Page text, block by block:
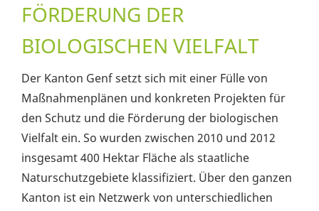
FÖRDERUNG DER
BIOLOGISCHEN VIELFALT
Der Kanton Genf setzt sich mit einer Fülle von
Maßnahmenplänen und konkreten Projekten für
den Schutz und die Förderung der biologischen
Vielfalt ein. So wurden zwischen 2010 und 2012
insgesamt 400 Hektar Fläche als staatliche
Naturschutzgebiete klassifiziert. Über den ganzen
Kanton ist ein Netzwerk von unterschiedlichen